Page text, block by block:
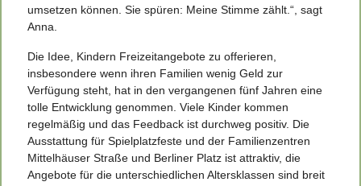
umsetzen können. Sie spüren: Meine Stimme zählt.“, sagt
Anna.
Die Idee, Kindern Freizeitangebote zu offerieren,
insbesondere wenn ihren Familien wenig Geld zur
Verfügung steht, hat in den vergangenen fünf Jahren eine
tolle Entwicklung genommen. Viele Kinder kommen
regelmäßig und das Feedback ist durchweg positiv. Die
Ausstattung für Spielplatzfeste und der Familienzentren
Mittelhäuser Straße und Berliner Platz ist attraktiv, die
Angebote für die unterschiedlichen Altersklassen sind breit